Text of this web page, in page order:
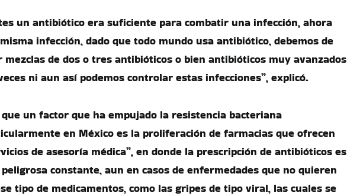
un antibiótico era suficiente para combatir una infección, ahora
infección, dado que todo mundo usa antibiótico, debemos de
mezclas de dos o tres antibióticos o bien antibióticos muy avanzados
ni aun así podemos controlar estas infecciones”, explicó.
un factor que ha empujado la resistencia bacteriana
en México es la proliferación de farmacias que ofrecen
de asesoría médica”, en donde la prescripción de antibióticos es
constante, aun en casos de enfermedades que no quieren
tipo de medicamentos, como las gripes de tipo viral, las cuales se